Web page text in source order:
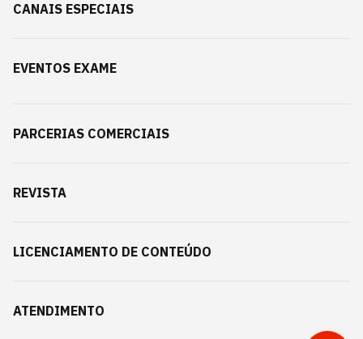
CANAIS ESPECIAIS
EVENTOS EXAME
PARCERIAS COMERCIAIS
REVISTA
LICENCIAMENTO DE CONTEÚDO
ATENDIMENTO